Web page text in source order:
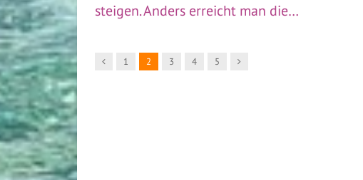
steigen. Anders erreicht man die…
Vorgänger
1 2 3 4 5 Nachfolger